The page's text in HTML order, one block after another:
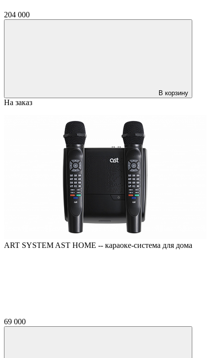
204 000
В корзину
На заказ
ART SYSTEM AST HOME -- караоке-система для дома
69 000